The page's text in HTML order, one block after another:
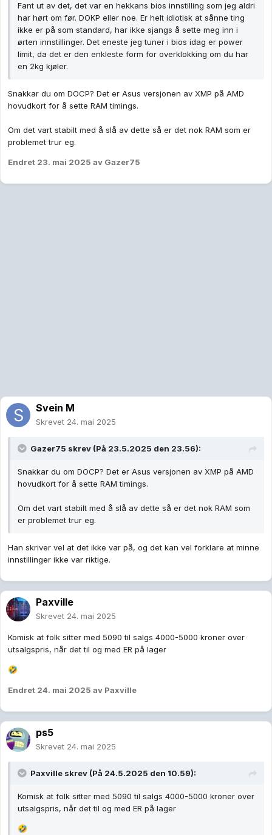
Fant ut av det, det var en hekkans bios innstilling som jeg aldri
har hørt om før. DOKP eller noe. Er helt idiotisk at sånne ting
ikke er på som standard, har ikke sjangs å sette meg inn i
ørten innstillinger. Det eneste jeg tuner i bios idag er power
limit, da det er den enkleste form for overklokking om du har
en 2kg kjøler.
Snakkar du om DOCP? Det er Asus versjonen av XMP på AMD
hovudkort for å sette RAM timings.
Om det vart stabilt med å slå av dette så er det nok RAM som er
problemet trur eg.
Endret 23. mai 2025 av Gazer75
Svein M
Skrevet 24. mai 2025
Gazer75 skrev (På 23.5.2025 den 23.56):
Snakkar du om DOCP? Det er Asus versjonen av XMP på AMD
hovudkort for å sette RAM timings.
Om det vart stabilt med å slå av dette så er det nok RAM som
er problemet trur eg.
Han skriver vel at det ikke var på, og det kan vel forklare at minne
innstillinger ikke var riktige.
Paxville
Skrevet 24. mai 2025
Komisk at folk sitter med 5090 til salgs 4000-5000 kroner over
utsalgspris, når det til og med ER på lager
🤣
Endret 24. mai 2025 av Paxville
ps5
Skrevet 24. mai 2025
Paxville skrev (På 24.5.2025 den 10.59):
Komisk at folk sitter med 5090 til salgs 4000-5000 kroner over
utsalgspris, når det til og med ER på lager
🤣